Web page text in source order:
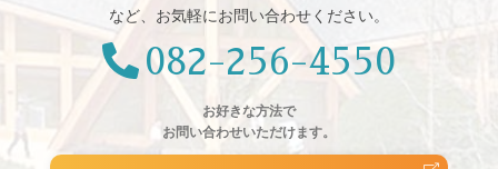
など、お気軽にお問い合わせください。
082-256-4550
お好きな方法で
お問い合わせいただけます。